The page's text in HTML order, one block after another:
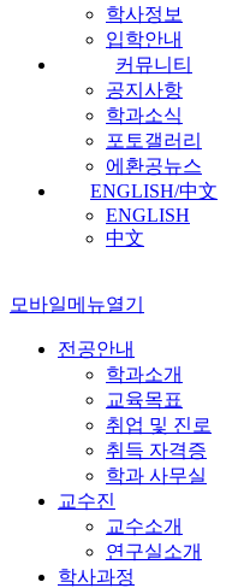
학사정보
입학안내
커뮤니티
공지사항
학과소식
포토갤러리
에환공뉴스
ENGLISH/中文
ENGLISH
中文
모바일메뉴열기
전공안내
학과소개
교육목표
취업 및 진로
취득 자격증
학과 사무실
교수진
교수소개
연구실소개
학사과정